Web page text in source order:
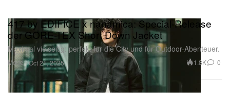
Mode
417 by EDIFICE x nanamica: Special-Release
der GORE-TEX Short Down Jacket
Maximal vielseitig: perfekt für die City und für Outdoor-Abenteuer.
Oct 21, 2025 1.8K 0